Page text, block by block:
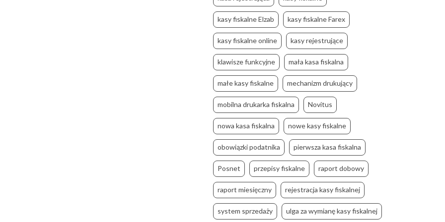
kasy fiskalne Elzab kasy fiskalne Farex
kasy fiskalne online kasy rejestrujące
klawisze funkcyjne mała kasa fiskalna
małe kasy fiskalne mechanizm drukujący
mobilna drukarka fiskalna Novitus
nowa kasa fiskalna nowe kasy fiskalne
obowiązki podatnika pierwsza kasa fiskalna
Posnet przepisy fiskalne raport dobowy
raport miesięczny rejestracja kasy fiskalnej
system sprzedaży ulga za wymianę kasy fiskalnej